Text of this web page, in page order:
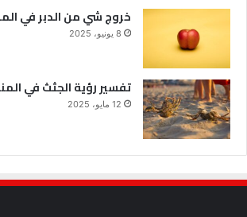
خروج شي من الدبر في
8 يونيو، 2025
تفسير رؤية الجثث في
12 مايو، 2025